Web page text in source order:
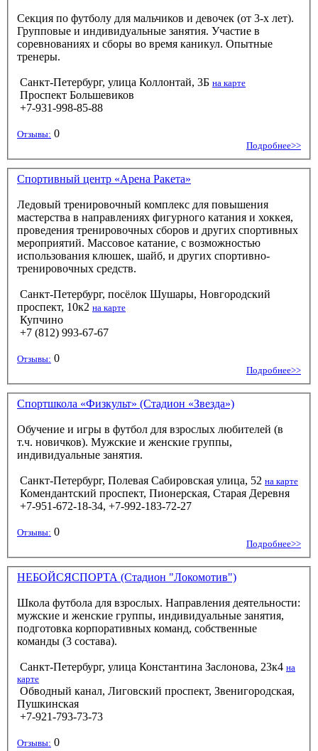
Секция по футболу для мальчиков и девочек (от 3-х лет).
Групповые и индивидуальные занятия. Участие в
соревнованиях и сборы во время каникул. Опытные
тренеры.
Санкт-Петербург, улица Коллонтай, 3Б на карте
Проспект Большевиков
+7-931-998-85-88
Отзывы: 0
Подробнее>>
Спортивный центр «Арена Ракета»
Ледовый тренировочный комплекс для повышения
мастерства в направлениях фигурного катания и хоккея,
проведения тренировочных сборов и других спортивных
мероприятий. Массовое катание, с возможностью
использования клюшек, шайб, и других спортивно-
тренировочных средств.
Санкт-Петербург, посёлок Шушары, Новгородский
проспект, 10к2 на карте
Купчино
+7 (812) 993-67-67
Отзывы: 0
Подробнее>>
Спортшкола «Физкульт» (Стадион «Звезда»)
Обучение и игры в футбол для взрослых любителей (в
т.ч. новичков). Мужские и женские группы,
индивидуальные занятия.
Санкт-Петербург, Полевая Сабировская улица, 52 на карте
Комендантский проспект, Пионерская, Старая Деревня
+7-951-672-18-34, +7-992-183-72-27
Отзывы: 0
Подробнее>>
НЕБОЙСЯСПОРТА (Стадион "Локомотив")
Школа футбола для взрослых. Направления деятельности:
мужские и женские группы, индивидуальные занятия,
подготовка корпоративных команд, собственные
команды (3 состава).
Санкт-Петербург, улица Константина Заслонова, 23к4 на
карте
Обводный канал, Лиговский проспект, Звенигородская,
Пушкинская
+7-921-793-73-73
Отзывы: 0